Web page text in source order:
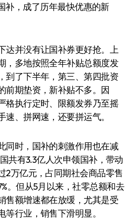
补，成了历年最快优惠的新
达并没有让国补券更好抢。上
，多地按照全年补贴总额度发
到了下半年，第三、第四批资
前期垫资，新补贴不多。因
格执行定时、限额发券乃至摇
、拼网速，还要拼运气。
同时，国补的刺激作用也在减
共有3.3亿人次申领国补，带动
2万亿元，占同期社会商品零售
。但从5月以来，社零总额和去
售额增速都在放缓，尤其是受
行业，销售下滑明显。